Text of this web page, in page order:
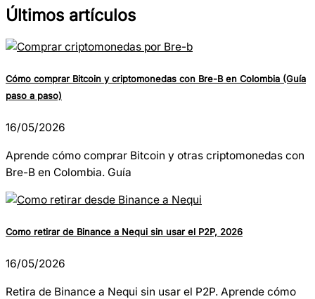
Últimos artículos
Cómo comprar Bitcoin y criptomonedas con Bre-B en Colombia (Guía
paso a paso)
16/05/2026
Aprende cómo comprar Bitcoin y otras criptomonedas con
Bre-B en Colombia. Guía
Como retirar de Binance a Nequi sin usar el P2P, 2026
16/05/2026
Retira de Binance a Nequi sin usar el P2P. Aprende cómo